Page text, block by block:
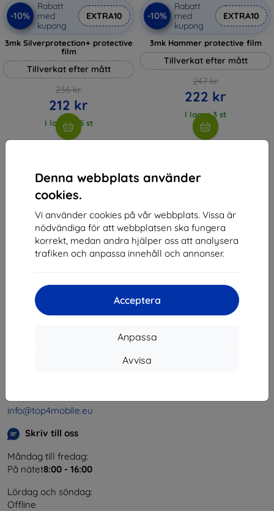
Denna webbplats använder
cookies.
Vi använder cookies på vår webbplats. Vissa är
nödvändiga för att webbplatsen ska fungera
korrekt, medan andra hjälper oss att analysera
trafiken och anpassa innehåll och annonser.
Acceptera
Anpassa
Avvisa
-10%
Rabatt
med
kupong
EXTRA10
3mk Silverprotection+ protective
film
Tillverkat efter mått
236 kr
212 kr
I lager > 5 st
-10%
Rabatt
med
kupong
EXTRA10
3mk Hammer protective film
Tillverkat efter mått
247 kr
222 kr
I lager 3 st
av totalt4.
Shield-SK s.r.o.
46701494
Momsregistreringsnummer:SK2023549671
info@top4mobile.eu
Skriv till oss
Måndag till fredag:
På nätet8:00 - 16:00
Lördag och söndag:
Offline